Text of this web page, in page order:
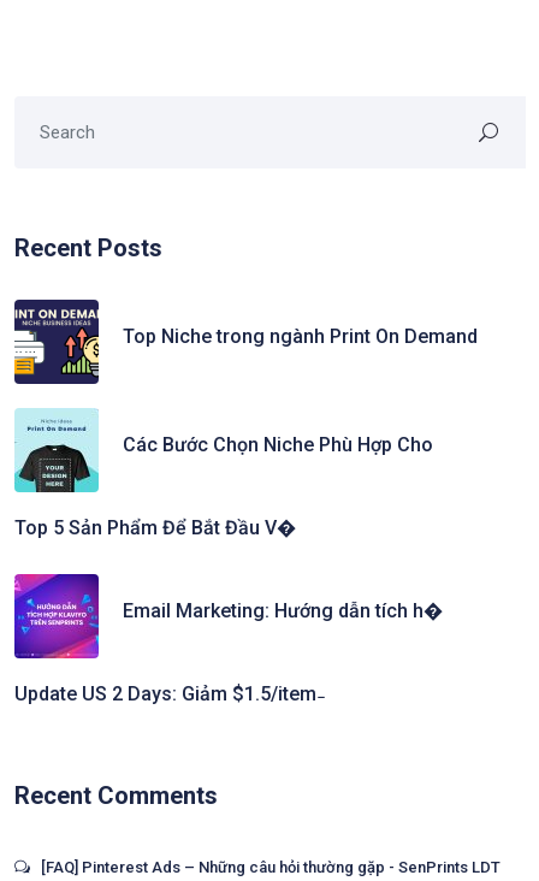
Recent Posts
Top Niche trong ngành Print On Demand
Các Bước Chọn Niche Phù Hợp Cho
Top 5 Sản Phẩm Để Bắt Đầu V�
Email Marketing: Hướng dẫn tích h�
Update US 2 Days: Giảm $1.5/item ̵
Recent Comments
[FAQ] Pinterest Ads – Những câu hỏi thường gặp - SenPrints LDT